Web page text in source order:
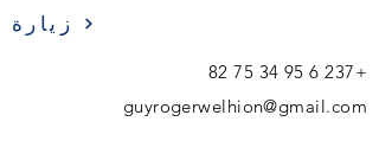
زيارة
+237 6 95 34 75 82
guyrogerwelhion@gmail.com